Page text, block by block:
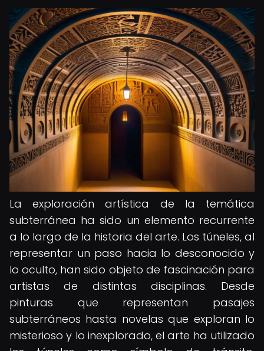
La exploración artística de la temática
subterránea ha sido un elemento recurrente
a lo largo de la historia del arte. Los túneles, al
representar un paso hacia lo desconocido y
lo oculto, han sido objeto de fascinación para
artistas de distintas disciplinas. Desde
pinturas que representan pasajes
subterráneos hasta novelas que exploran lo
misterioso y lo inexplorado, el arte ha utilizado